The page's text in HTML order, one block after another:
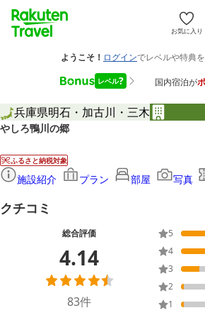
お気に入り
兵庫県明石・加古川・三木
やしろ鴨川の郷
ふるさと納税対象
施設紹介 プラン 部屋 写真
クチコミ
総合評価
4.14
83件
5
4
3
2
1